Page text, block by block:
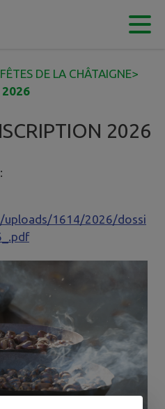
FÊTES DE LA CHÂTAIGNE>
2026
2026
1614/2026/dossi